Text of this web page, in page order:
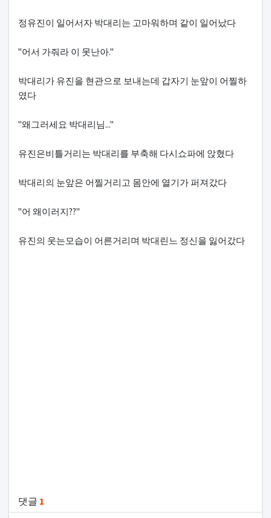
정유진이 일어서자 박대리는 고마워하며 같이 일어났다
"어서 가줘라 이 못난아."
박대리가 유진을 현관으로 보내는데 갑자기 눈앞이 어찔하
였다
"왜그러세요 박대리님..."
유진은비틀거리는 박대리를 부축해 다시쇼파에 앉혔다
박대리의 눈앞은 어찔거리고 몸안에 열기가 퍼져갔다
"어 왜이러지??"
유진의 웃는모습이 어른거리며 박대린느 정신을 잃어갔다
댓글 1